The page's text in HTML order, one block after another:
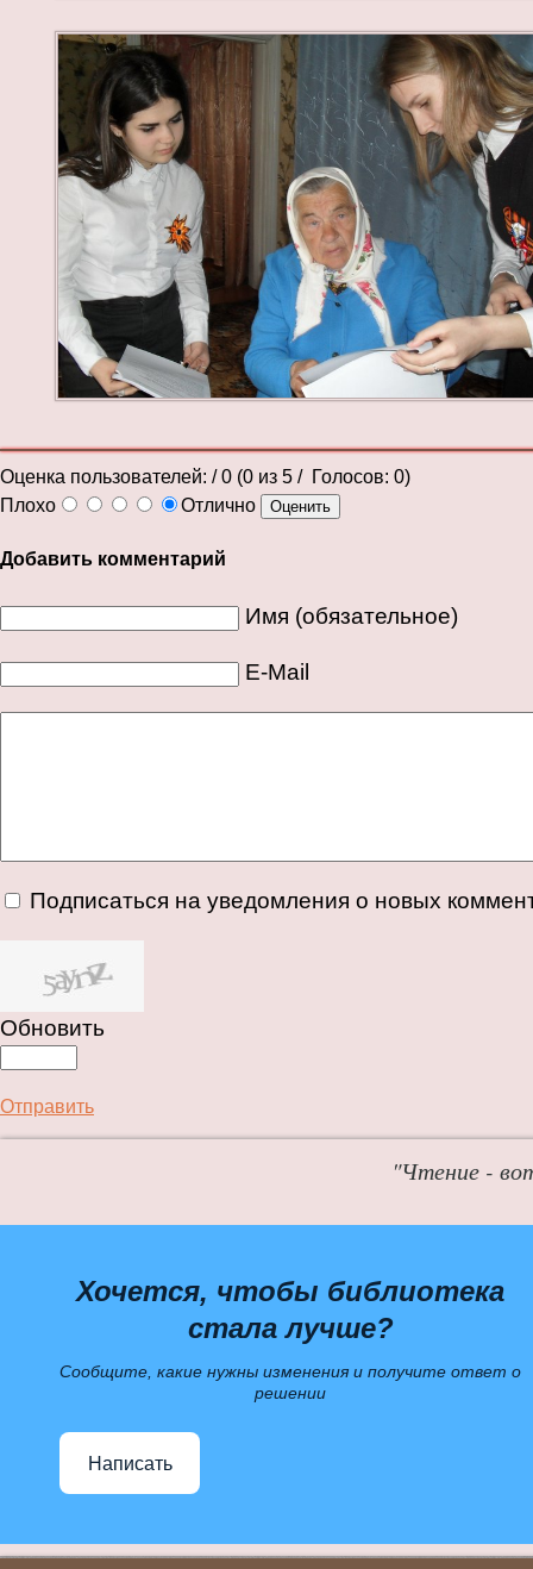
Оценка пользователей: / 0 (0 из 5 / Голосов: 0)
Плохо
Отлично
Добавить комментарий
Имя (обязательное)
E-Mail
Подписаться на уведомления о новых
Обновить
Отправить
"Чтение -
Хочется, чтобы библиотека
стала лучше?
Сообщите, какие нужны изменения и получите ответ о
решении
Написать